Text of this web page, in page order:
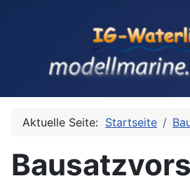
Aktuelle Seite: Startseite